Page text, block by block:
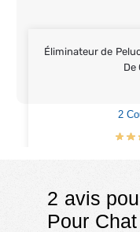
Éliminateur de
De
2
2 avis
Pour